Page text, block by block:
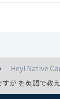
Hey! Native
が を英語で教